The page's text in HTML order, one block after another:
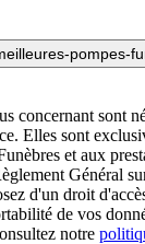
pompes-
concernant sont
Elles sont
et aux
Général
d'un droit
de vos
notre